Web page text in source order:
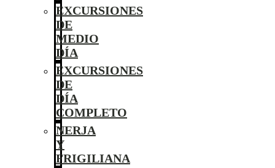
EXCURSIONES
DE
MEDIO
DÍA
EXCURSIONES
DE
DÍA
COMPLETO
NERJA
Y
FRIGILIANA